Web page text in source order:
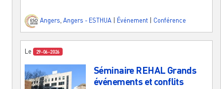
Angers Angers - ESTHUA Événement Conférence
Le 29-06-2026
Séminaire REHAL Grands
événements et conflits